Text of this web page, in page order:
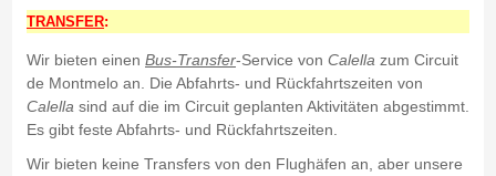
TRANSFER:
Wir bieten einen Bus-Transfer-Service von Calellazum Circuit
de Montmelo an. Die Abfahrts- und Rückfahrtszeiten von
Calellasind auf die im Circuit geplanten Aktivitäten abgestimmt.
Es gibt feste Abfahrts- und Rückfahrtszeiten.
Wir bieten keine Transfers von den Flughäfen an, aber unsere